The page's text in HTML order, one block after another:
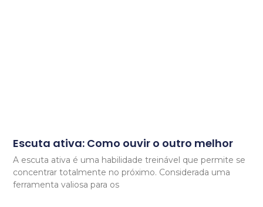
Escuta ativa: Como ouvir o outro melhor
A escuta ativa é uma habilidade treinável que permite se
concentrar totalmente no próximo. Considerada uma
ferramenta valiosa para os